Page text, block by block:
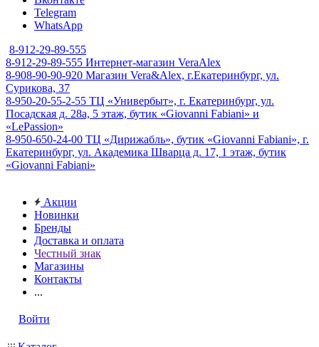
Telegram
WhatsApp
8-912-29-89-555
8-912-29-89-555 Интернет-магазин VeraAlex
8-908-90-90-920 Магазин Vera&Alex, г.Екатеринбург, ул.
Сурикова, 37
8-950-20-55-2-55 ТЦ «Универбыт», г. Екатеринбург, ул.
Посадская д. 28а, 5 этаж, бутик «Giovanni Fabiani» и
«LePassion»
8-950-650-24-00 ТЦ «Дирижабль», бутик «Giovanni Fabiani», г.
Екатеринбург, ул. Академика Шварца д. 17, 1 этаж, бутик
«Giovanni Fabiani»
Акции
Новинки
Бренды
Доставка и оплата
Честный знак
Магазины
Контакты
...
Войти